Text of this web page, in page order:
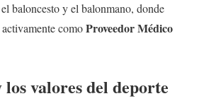
baloncesto y el balonmano, donde
comoProveedor Médico
valores del deporte